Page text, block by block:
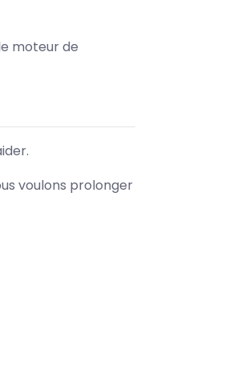
moteur de
voulons prolonger